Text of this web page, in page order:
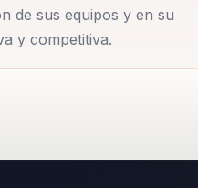
de adaptarse y
de sus equipos y en su
y competitiva.